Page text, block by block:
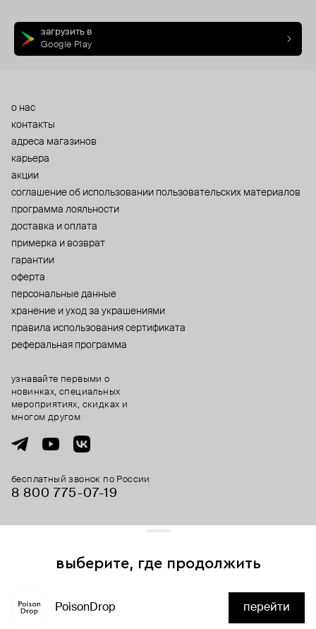
загрузить в
Google Play
о нас
контакты
адреса магазинов
карьера
акции
cоглашение об использовании пользовательских материалов
программа лояльности
доставка и оплата
примерка и возврат
гарантии
оферта
персональные данные
хранение и уход за украшениями
правила использования сертификата
реферальная программа
бесплатный звонок по России
8 800 775⁠-07⁠-19
узнавайте первыми о
новинках, специальных
мероприятиях, скидках и
многом другом
выберите, где продолжить
PoisonDrop перейти
и сервисы аналитики. Продолжая его использование,
вы соглашаетесь с нашим